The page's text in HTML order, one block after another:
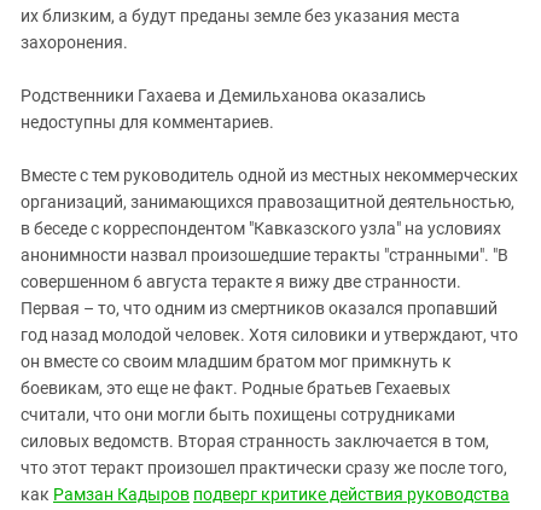
их близким, а будут преданы земле без указания места
захоронения.
Родственники Гахаева и Демильханова оказались
недоступны для комментариев.
Вместе с тем руководитель одной из местных некоммерческих
организаций, занимающихся правозащитной деятельностью,
в беседе с корреспондентом "Кавказского узла" на условиях
анонимности назвал произошедшие теракты "странными". "В
совершенном 6 августа теракте я вижу две странности.
Первая – то, что одним из смертников оказался пропавший
год назад молодой человек. Хотя силовики и утверждают, что
он вместе со своим младшим братом мог примкнуть к
боевикам, это еще не факт. Родные братьев Гехаевых
считали, что они могли быть похищены сотрудниками
силовых ведомств. Вторая странность заключается в том,
что этот теракт произошел практически сразу же после того,
как Рамзан Кадыров подверг критике действия руководства